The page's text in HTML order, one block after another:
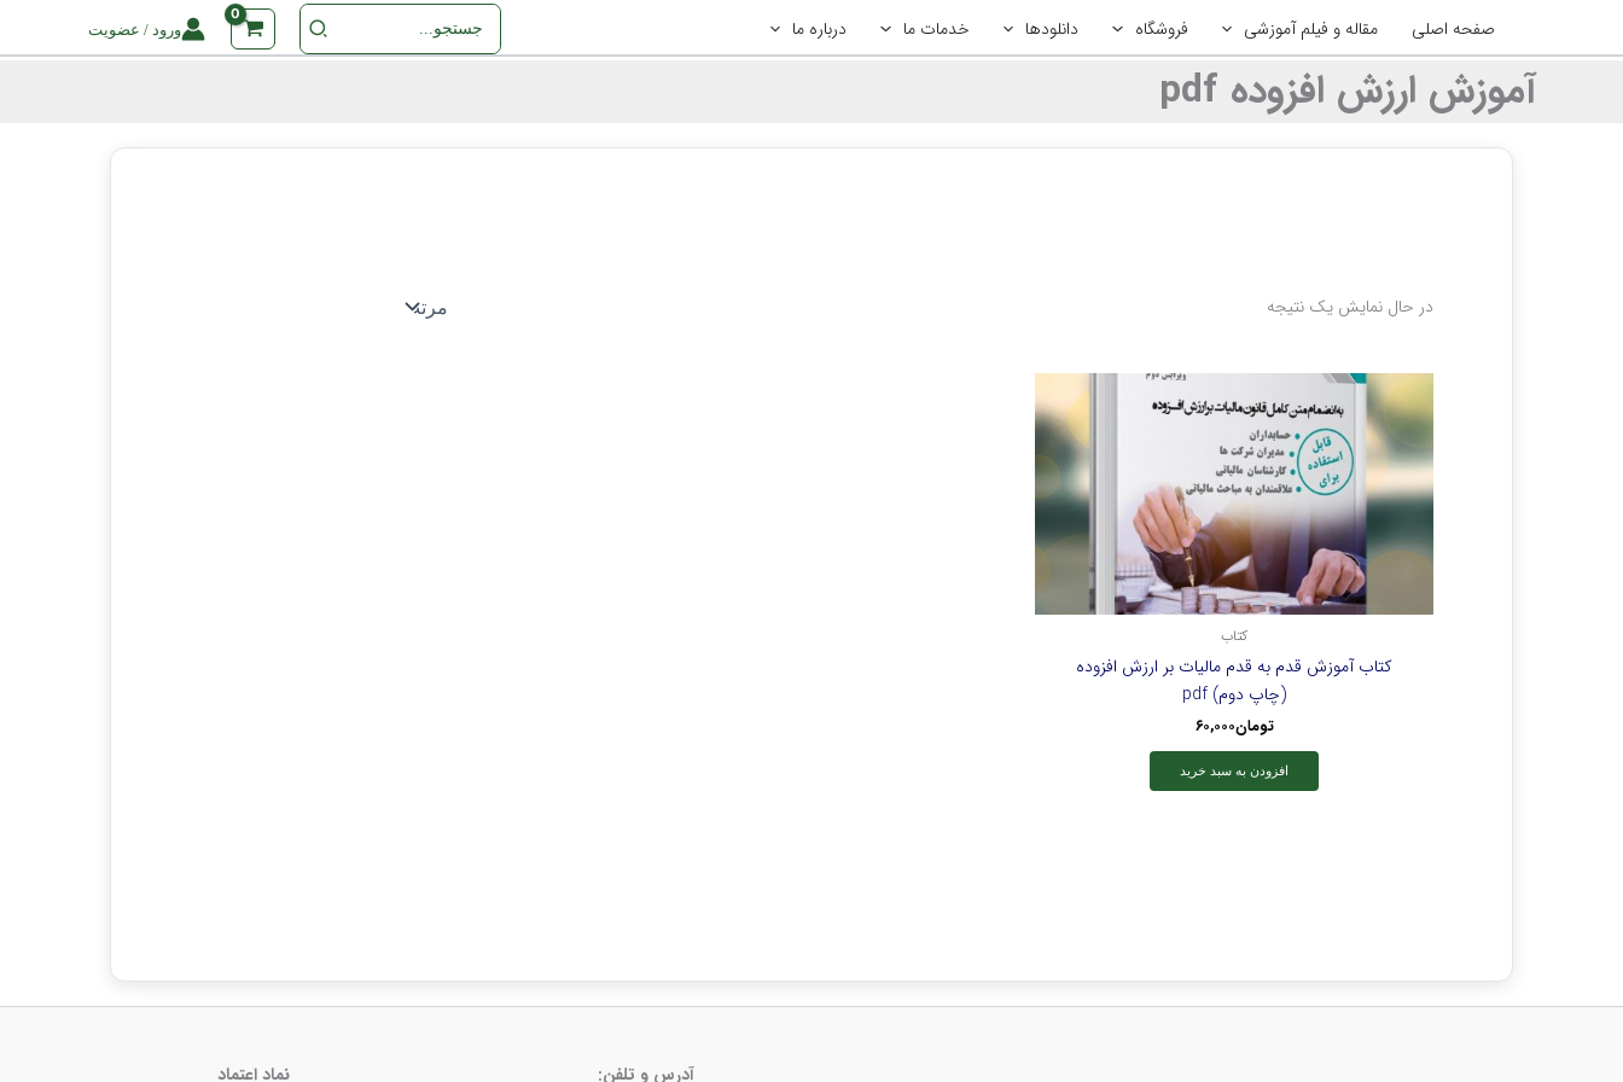
صفحه اصلی مقاله و فیلم آموزشی فروشگاه دانلودها خدمات ما درباره ما
جستجو
برای
ورود / عضویت
آموزش ارزش افزوده pdf
در حال نمایش یک نتیجه
کتاب
کتاب آموزش قدم به قدم مالیات بر ارزش افزوده
(چاپ دوم) pdf
تومان۶۰,۰۰۰
افزودن به سبد خرید
آدرس و تلفن: نماد اعتماد